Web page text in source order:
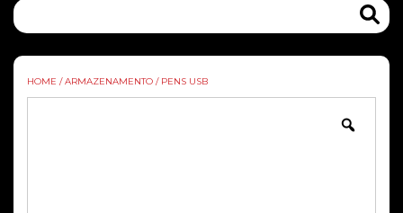
HOME / ARMAZENAMENTO / PENS USB